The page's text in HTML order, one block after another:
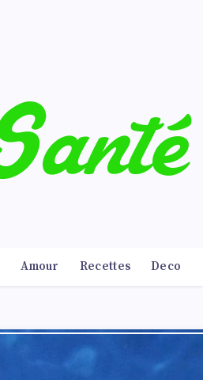
Amour Recettes Deco